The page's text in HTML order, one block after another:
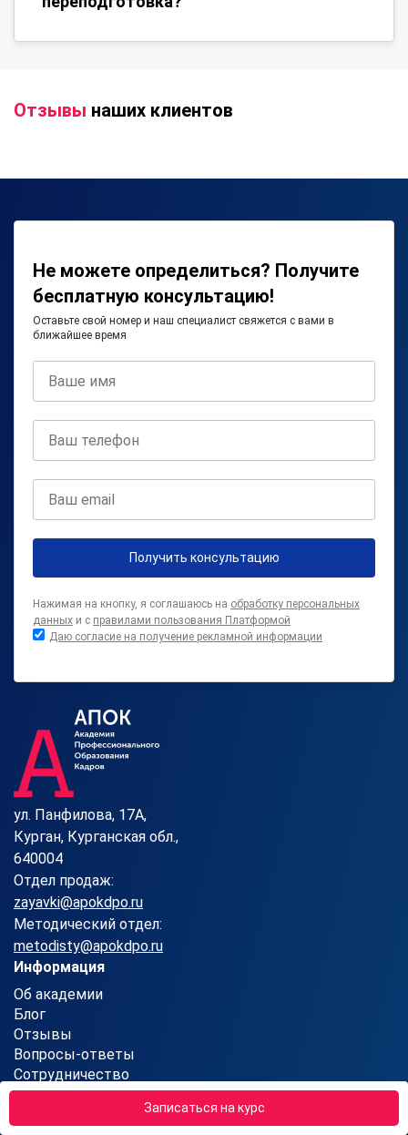
Записаться на курс
Отзывы наших клиентов
Не можете определиться? Получите
бесплатную консультацию!
Оставьте свой номер и наш специалист свяжется с вами в
ближайшее время
Получить консультацию
Нажимая на кнопку, я соглашаюсь на обработку персональных
данных и с правилами пользования Платформой
Даю согласие на получение рекламной информации
ул. Панфилова, 17А,
Курган, Курганская обл.,
640004
Отдел продаж:
zayavki@apokdpo.ru
Методический отдел:
metodisty@apokdpo.ru
Информация
Об академии
Блог
Отзывы
Вопросы-ответы
Сотрудничество
Контакты